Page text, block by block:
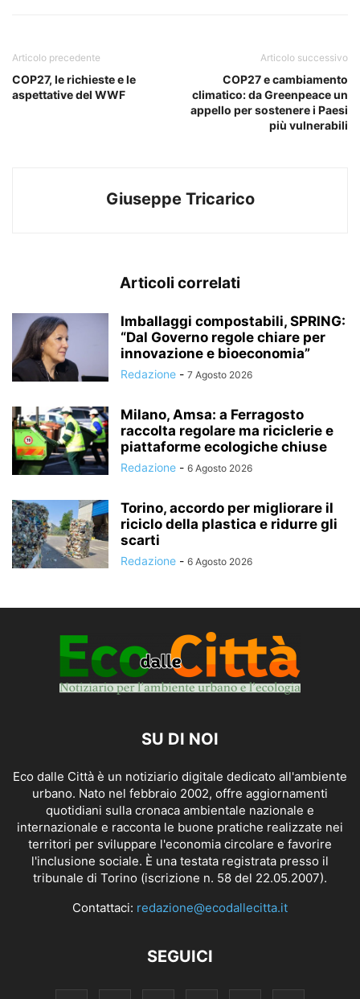
Articolo precedente
COP27, le richieste e le
aspettative del WWF
Articolo successivo
COP27 e cambiamento
climatico: da Greenpeace un
appello per sostenere i Paesi
più vulnerabili
Giuseppe Tricarico
Articoli correlati
Imballaggi compostabili, SPRING:
“Dal Governo regole chiare per
innovazione e bioeconomia”
Redazione - 7 Agosto 2026
Milano, Amsa: a Ferragosto
raccolta regolare ma riciclerie e
piattaforme ecologiche chiuse
Redazione - 6 Agosto 2026
Torino, accordo per migliorare il
riciclo della plastica e ridurre gli
scarti
Redazione - 6 Agosto 2026
SU DI NOI
Eco dalle Città è un notiziario digitale dedicato all'ambiente
urbano. Nato nel febbraio 2002, offre aggiornamenti
quotidiani sulla cronaca ambientale nazionale e
internazionale e racconta le buone pratiche realizzate nei
territori per sviluppare l'economia circolare e favorire
l'inclusione sociale. È una testata registrata presso il
tribunale di Torino (iscrizione n. 58 del 22.05.2007).
Contattaci: redazione@ecodallecitta.it
SEGUICI